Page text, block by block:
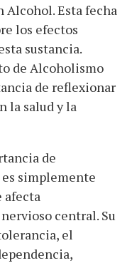
Alcohol. Esta fecha
los efectos
sustancia.
de Alcoholismo
de reflexionar
la salud y la
de
simplemente
afecta
central. Su
el